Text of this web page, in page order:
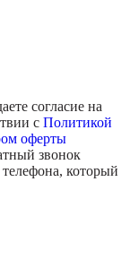
согласие на
с Политикой
оферты
звонок
который